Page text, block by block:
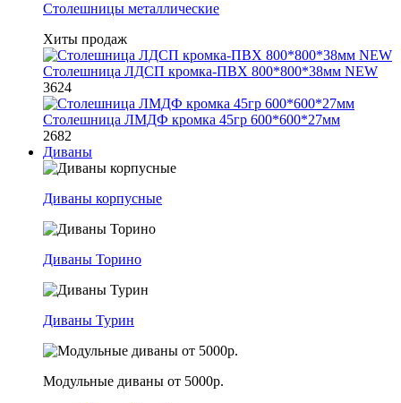
Столешницы металлические
Хиты продаж
Столешница ЛДСП кромка-ПВХ 800*800*38мм NEW
3624
Столешница ЛМДФ кромка 45гр 600*600*27мм
2682
Диваны
Диваны корпусные
Диваны Торино
Диваны Турин
Модульные диваны от 5000р.